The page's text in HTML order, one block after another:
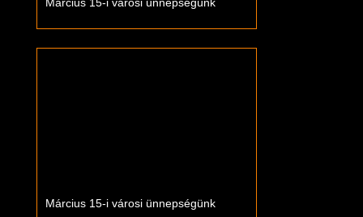
Március 15-i városi ünnepségünk